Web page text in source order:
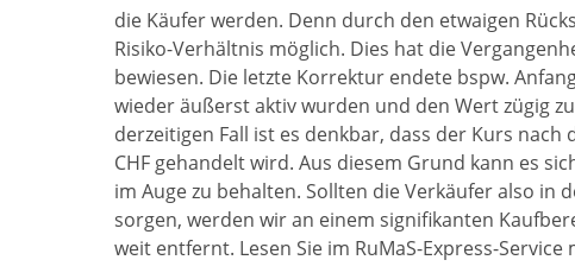
die Käufer werden. Denn durch den etwaigen
Risiko-Verhältnis möglich. Dies hat die
bewiesen. Die letzte Korrektur endete bspw.
wieder äußerst aktiv wurden und den Wert zügig
derzeitigen Fall ist es denkbar, dass der Kurs
CHF gehandelt wird. Aus diesem Grund kann es
im Auge zu behalten. Sollten die Verkäufer also in
sorgen, werden wir an einem signifikanten
weit entfernt. Lesen Sie im RuMaS-Express-